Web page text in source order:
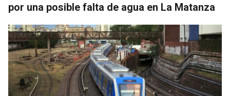
por una posible falta de agua en La Matanza